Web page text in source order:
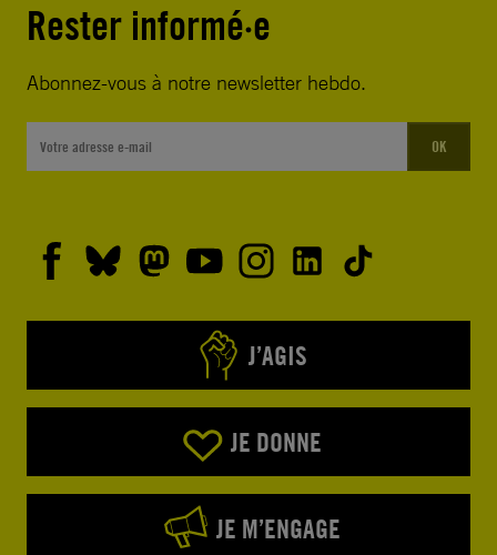
Rester informé·e
Abonnez-vous à notre newsletter hebdo.
OK
J’AGIS
JE DONNE
JE M’ENGAGE